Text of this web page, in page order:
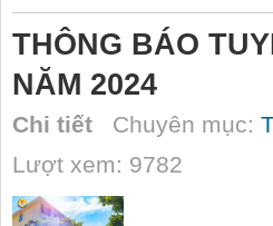
THÔNG BÁO
NĂM 2024
Chi tiết Chuyên mục:
Lượt xem: 9782